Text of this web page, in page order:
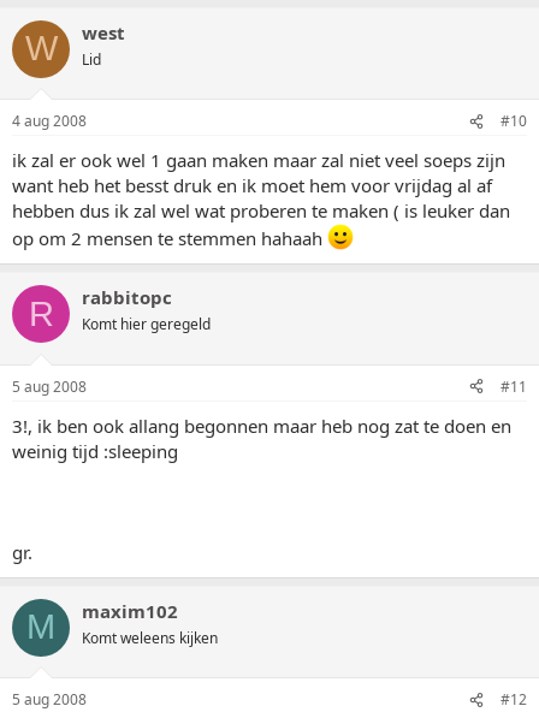
W west
Lid
4 aug 2008 #10
ik zal er ook wel 1 gaan maken maar zal niet veel soeps zijn
want heb het besst druk en ik moet hem voor vrijdag al af
hebben dus ik zal wel wat proberen te maken ( is leuker dan
op om 2 mensen te stemmen hahaah
R rabbitopc
Komt hier geregeld
5 aug 2008 #11
3!, ik ben ook allang begonnen maar heb nog zat te doen en
weinig tijd :sleeping
gr.
M maxim102
Komt weleens kijken
5 aug 2008 #12